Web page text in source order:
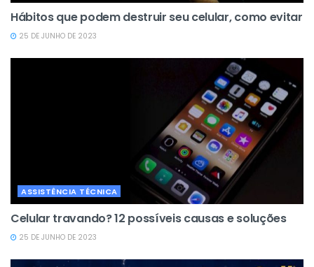
Hábitos que podem destruir seu celular, como evitar
25 DE JUNHO DE 2023
ASSISTÊNCIA TÉCNICA
Celular travando? 12 possíveis causas e soluções
25 DE JUNHO DE 2023